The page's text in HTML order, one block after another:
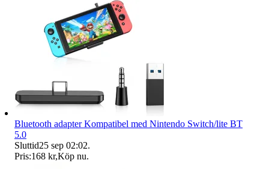
Bluetooth adapter Kompatibel med Nintendo Switch/lite BT
5.0
Sluttid25 sep 02:02.
Pris:168 kr,Köp nu.